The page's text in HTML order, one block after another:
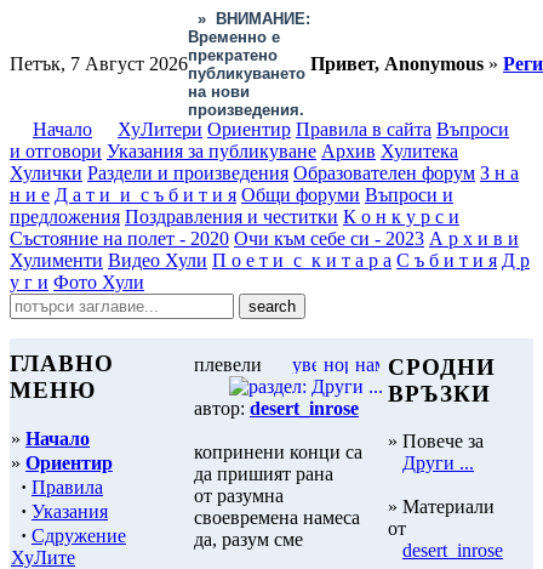
Петък, 7 Август 2026
»
ВНИМАНИЕ:
Временно е
прекратено
публикуването
на нови
произведения.
Привет, Anonymous »
Начало ХуЛитери Ориентир Правила в сайта Въпроси
и отговори Указания за публикуване Архив Хулитека
Хулички Раздели и произведения Образователен форум З н а
н и е Д а т и и с ъ б и т и я Общи форуми Въпроси и
предложения Поздравления и честитки К о н к у р с и
Състояние на полет - 2020 Очи към себе си - 2023 А р х и в и
Хулименти Видео Хули П о е т и с к и т а р а С ъ б и т и я Д р
у г и Фото Хули
ГЛАВНО
МЕНЮ
» Начало
» Ориентир
· Правила
· Указания
· Сдружение
ХуЛите
плевели
автор: desert_inrose
копринени конци са
да пришият рана
от разумна
своевремена намеса
да, разум сме
СРОДНИ
ВРЪЗКИ
» Повече за
Други ...
» Материали
от
desert_inrose